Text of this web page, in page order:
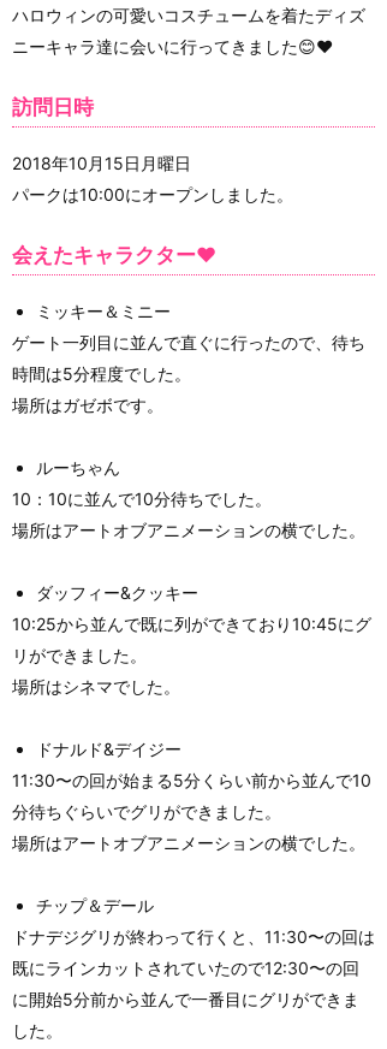
ハロウィンの可愛いコスチュームを着たディズ
ニーキャラ達に会いに行ってきました😊❤️
訪問日時
2018年10月15日月曜日
パークは10:00にオープンしました。
会えたキャラクター❤️
ミッキー＆ミニー
ゲート一列目に並んで直ぐに行ったので、待ち
時間は5分程度でした。
場所はガゼボです。
ルーちゃん
10：10に並んで10分待ちでした。
場所はアートオブアニメーションの横でした。
ダッフィー&クッキー
10:25から並んで既に列ができており10:45にグ
リができました。
場所はシネマでした。
ドナルド&デイジー
11:30〜の回が始まる5分くらい前から並んで10
分待ちぐらいでグリができました。
場所はアートオブアニメーションの横でした。
チップ＆デール
ドナデジグリが終わって行くと、11:30〜の回は
既にラインカットされていたので12:30〜の回
に開始5分前から並んで一番目にグリができま
した。